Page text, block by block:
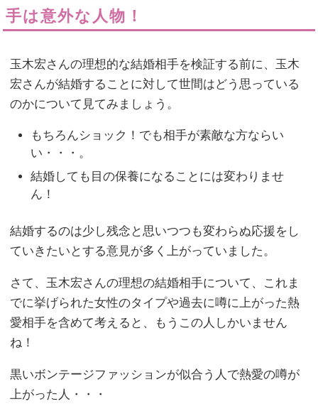
手は意外な人物！
玉木宏さんの理想的な結婚相手を検証する前に、玉木
宏さんが結婚することに対して世間はどう思っている
のかについて見てみましょう。
もちろんショック！でも相手が素敵な方ならい
い・・・。
結婚しても目の保養になることには変わりませ
ん！
結婚するのは少し残念と思いつつも変わらぬ応援をし
ていきたいとする意見が多く上がっていました。
さて、玉木宏さんの理想の結婚相手について、これま
でに挙げられた女性のタイプや過去に噂に上がった熱
愛相手を含めて考えると、もうこの人しかいません
ね！
黒いボンテージファッションが似合う人で熱愛の噂が
上がった人・・・